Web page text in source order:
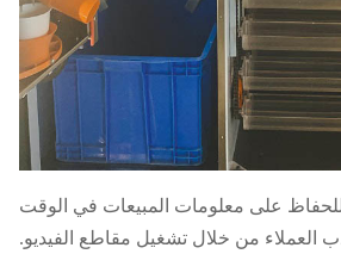
على معلومات المبيعات في الوقت
العملاء من خلال تشغيل مقاطع الفيديو.